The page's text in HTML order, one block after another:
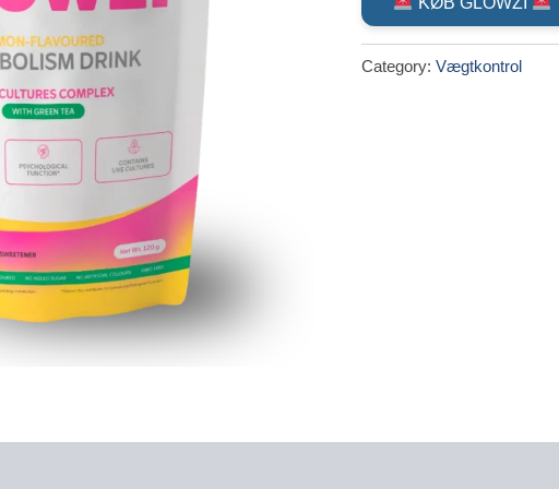
was:
kr.849.00.
Category:Vægtkontrol